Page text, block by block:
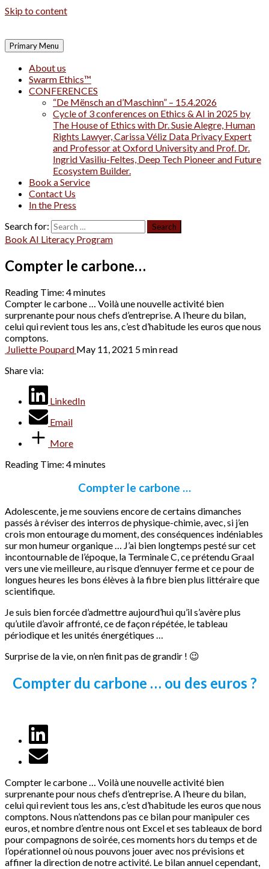
Skip to content
Primary Menu
About us
Swarm Ethics™
CONFERENCES
“De Mënsch an d’Maschinn” – 15.4.2026
Cycle of 3 conferences on Ethics & AI in 2025 by
The House of Ethics with Dr. Susie Alegre, Human
Rights Lawyer, Carissa Véliz Data Privacy Expert
and Professor at Oxford University and Prof. Dr.
Ingrid Vasiliu-Feltes, Deep Tech Pioneer and Future
Ecosystem Builder.
Book a Service
Contact Us
In the Press
Search for:
Book AI Literacy Program
Compter le carbone…
Reading Time: 4minutes
Compter le carbone … Voilà une nouvelle activité bien
surprenante pour nous chefs d’entreprise. A l’heure du bilan,
celui qui revient tous les ans, c’est d’habitude les euros que nous
comptons.
Juliette Poupard May 11, 2021 5 min read
Share via:
LinkedIn
Email
More
Reading Time: 4minutes
Compter le carbone …
Adolescente, je me souviens encore de certains dimanches
passés à réviser des interros de physique-chimie, avec, si j’en
crois mon entourage du moment, des conséquences indéniables
sur mon humeur organique … J’ai bien longtemps pesté sur cet
incontournable de l’époque, la Terminale C, ce prétendu Graal
vers une vie meilleure, au risque d’ennuyer ferme et ce pour de
longues heures les bons élèves à la fibre bien plus littéraire que
scientifique.
Je suis bien forcée d’admettre aujourd’hui qu’il s’avère plus
qu’utile d’avoir affronté, ce de façon répétée, le tableau
périodique et les unités énergétiques …
Surprise de la vie, on n’en finit pas de grandir ! 😉
Compter du carbone … ou des euros ?
Compter le carbone … Voilà une nouvelle activité bien
surprenante pour nous chefs d’entreprise. A l’heure du bilan,
celui qui revient tous les ans, c’est d’habitude les euros que nous
comptons. Nous n’attendons pas ce bilan pour manipuler ces
euros, et nombre d’entre nous ont Excel et ses tableaux de bord
pour compagnons de soirée, ces moments hors du temps et de
l’opérationnel où nous pouvons jouer avec nos prévisions et
affiner la direction de notre activité. Le bilan annuel cependant,